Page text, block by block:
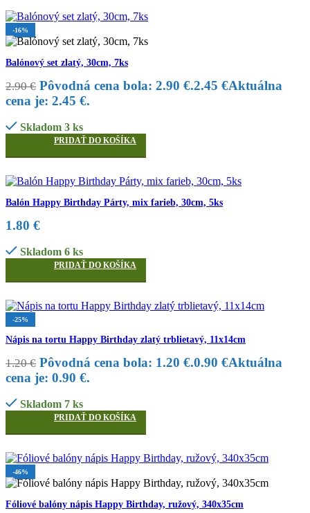
-16%
Balónový set zlatý, 30cm, 7ks
2.90€ Pôvodná cena bola: 2.90 €.2.45 €Aktuálna
cena je: 2.45 €.
Skladom 3 ks
PRIDAŤ DO KOŠÍKA
Balón Happy Birthday Párty, mix farieb, 30cm, 5ks
1.80 €
Skladom 6 ks
PRIDAŤ DO KOŠÍKA
-25%
Nápis na tortu Happy Birthday zlatý trblietavý, 11x14cm
1.20€ Pôvodná cena bola: 1.20 €.0.90 €Aktuálna
cena je: 0.90 €.
Skladom 7 ks
PRIDAŤ DO KOŠÍKA
-46%
Fóliové balóny nápis Happy Birthday, ružový, 340x35cm